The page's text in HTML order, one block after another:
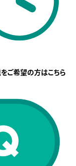
ご希望の方はこちら